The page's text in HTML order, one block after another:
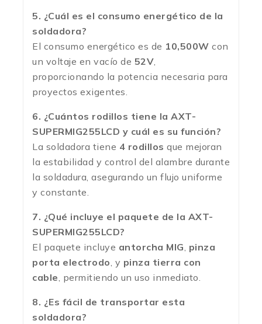
5. ¿Cuál es el consumo energético de la
soldadora?
El consumo energético es de 10,500W con
un voltaje en vacío de 52V,
proporcionando la potencia necesaria para
proyectos exigentes.
6. ¿Cuántos rodillos tiene la AXT-
SUPERMIG255LCD y cuál es su función?
La soldadora tiene 4 rodillos que mejoran
la estabilidad y control del alambre durante
la soldadura, asegurando un flujo uniforme
y constante.
7. ¿Qué incluye el paquete de la AXT-
SUPERMIG255LCD?
El paquete incluye antorcha MIG, pinza
porta electrodo, y pinza tierra con
cable, permitiendo un uso inmediato.
8. ¿Es fácil de transportar esta
soldadora?